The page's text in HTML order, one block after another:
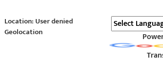
Location: User denied
Geolocation